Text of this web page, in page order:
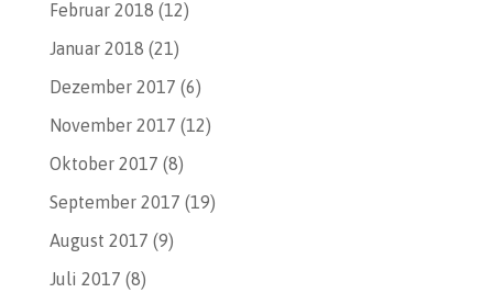
Februar 2018 (12)
Januar 2018 (21)
Dezember 2017 (6)
November 2017 (12)
Oktober 2017 (8)
September 2017 (19)
August 2017 (9)
Juli 2017 (8)